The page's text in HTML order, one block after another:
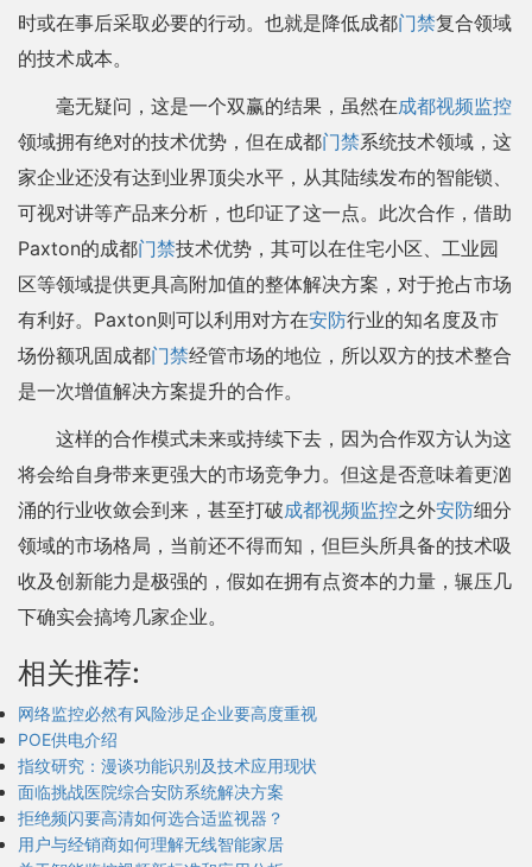
时或在事后采取必要的行动。也就是降低成都门禁复合领域
的技术成本。
毫无疑问，这是一个双赢的结果，虽然在成都视频监控
领域拥有绝对的技术优势，但在成都门禁系统技术领域，这
家企业还没有达到业界顶尖水平，从其陆续发布的智能锁、
可视对讲等产品来分析，也印证了这一点。此次合作，借助
Paxton的成都门禁技术优势，其可以在住宅小区、工业园
区等领域提供更具高附加值的整体解决方案，对于抢占市场
有利好。Paxton则可以利用对方在安防行业的知名度及市
场份额巩固成都门禁经管市场的地位，所以双方的技术整合
是一次增值解决方案提升的合作。
这样的合作模式未来或持续下去，因为合作双方认为这
将会给自身带来更强大的市场竞争力。但这是否意味着更汹
涌的行业收敛会到来，甚至打破成都视频监控之外安防细分
领域的市场格局，当前还不得而知，但巨头所具备的技术吸
收及创新能力是极强的，假如在拥有点资本的力量，辗压几
下确实会搞垮几家企业。
相关推荐:
网络监控必然有风险涉足企业要高度重视
POE供电介绍
指纹研究：漫谈功能识别及技术应用现状
面临挑战医院综合安防系统解决方案
拒绝频闪要高清如何选合适监视器？
用户与经销商如何理解无线智能家居